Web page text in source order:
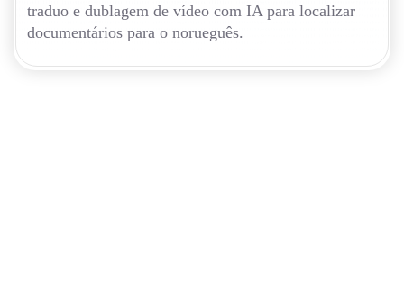
traduo e dublagem de vídeo com IA para localizar
documentários para o norueguês.